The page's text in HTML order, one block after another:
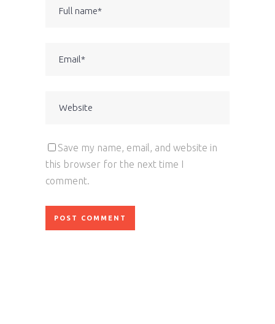
Save my name, email, and website in
this browser for the next time I
comment.